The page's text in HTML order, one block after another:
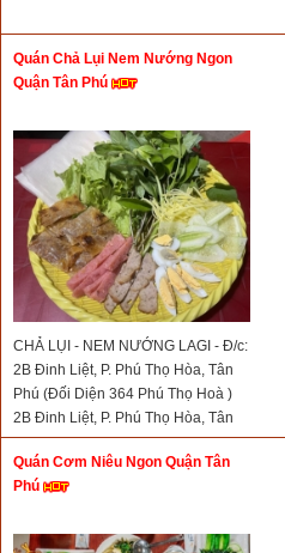
Quán Chả Lụi Nem Nướng Ngon
Quận Tân Phú
CHẢ LỤI - NEM NƯỚNG LAGI - Đ/c:
2B Đinh Liệt, P. Phú Thọ Hòa, Tân
Phú (Đối Diện 364 Phú Thọ Hoà )
2B Đinh Liệt, P. Phú Thọ Hòa, Tân
Phú ( 2B Đinh Liệt, P. Phú Thọ Hòa,
TP.HCM)- Tel: 0931415459
Quán Cơm Niêu Ngon Quận Tân
Phú